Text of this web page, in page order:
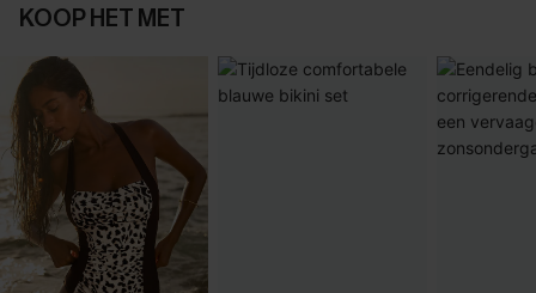
KOOP HET MET